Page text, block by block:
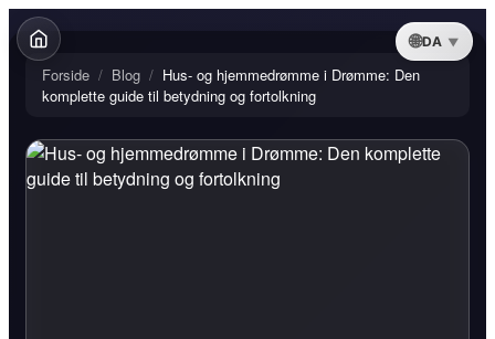
DA
Forside / Blog / Hus- og hjemmedrømme i Drømme: Den
komplette guide til betydning og fortolkning